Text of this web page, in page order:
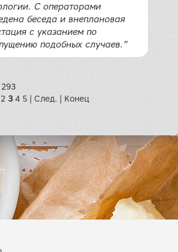
С операторами
беседа и внеплановая
с указанием по
подобных случаев."
2 3 4 5 След. Конец